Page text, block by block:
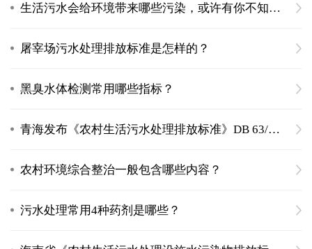
生活污水会给环境带来哪些污染，或许有你不知道的危害
屠宰场污水处理排放标准是怎样的？
黑臭水体检测常用哪些指标？
青海发布《农村生活污水处理排放标准》DB 63/T 1777—2020
农村环境综合整治一般包含哪些内容？
污水处理常用4种药剂是哪些？